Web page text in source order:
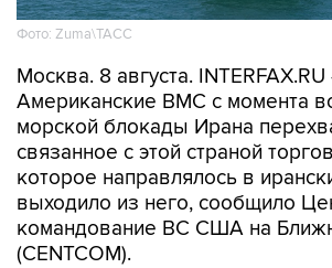
Фото: Zuma\ТАСС
Москва. 8 августа. INTERFAX.RU
Американские ВМС с момента
морской блокады Ирана
связанное с этой страной
которое направлялось в
выходило из него, сообщило
командование ВС США на
(CENTCOM).